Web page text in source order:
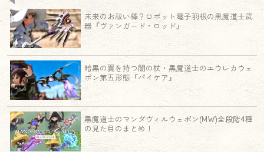
未来のお祓い棒？ロボット電子羽根の黒魔道士武
器『ヴァンガード・ロッド』
暗黒の翼を持つ闇の杖・黒魔道士のエウレカウェ
ポン第五形態『パイケア』
黒魔道士のマンダヴィルウェポン(MW)全段階4種
の見た目のまとめ！